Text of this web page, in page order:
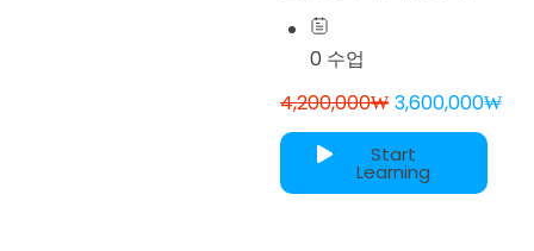
확인해주세요! 서로가 동
반성장하는 즐거운 수업
이 되기 위해 안내드리는
것이니, 꼭 천천히 정독
해주세요!🥰😇 결제하시
면, 아래 사항에...
0 수업
4,200,000₩ 3,600,000₩
Start
Learning